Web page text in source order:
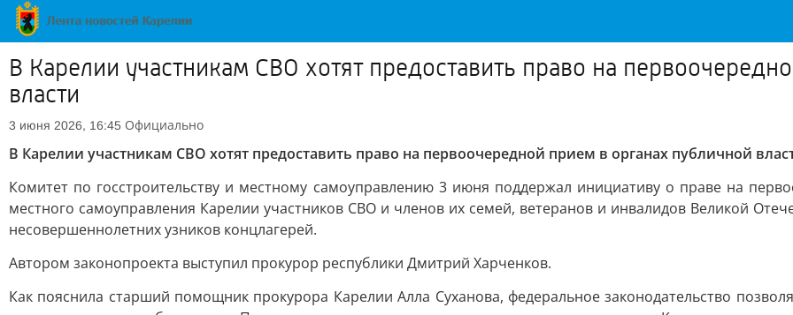
В Карелии участникам СВО хотят предоставить право на
власти
3 июня 2026, 16:45 Официально
В Карелии участникам СВО хотят предоставить право на первоочередной прием в органах публичной
Комитет по госстроительству и местному самоуправлению 3 июня поддержал инициативу о праве на
местного самоуправления Карелии участников СВО и членов их семей, ветеранов и инвалидов Великой
несовершеннолетних узников концлагерей.
Автором законопроекта выступил прокурор республики Дмитрий Харченков.
Как пояснила старший помощник прокурора Карелии Алла Суханова, федеральное законодательство